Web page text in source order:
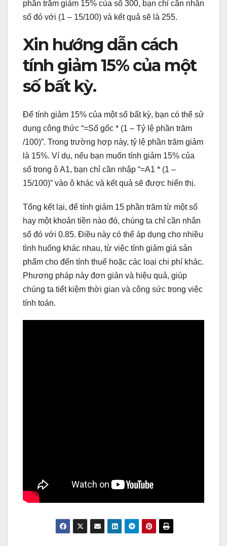
phần trăm giảm 15% của số 300, bạn chỉ cần nhân
số đó với (1 – 15/100) và kết quả sẽ là 255.
Xin hướng dẫn cách
tính giảm 15% của một
số bất kỳ.
Để tính giảm 15% của một số bất kỳ, bạn có thể sử
dụng công thức “=Số gốc * (1 – Tỷ lệ phần trăm
/100)”. Trong trường hợp này, tỷ lệ phần trăm giảm
là 15%. Ví dụ, nếu bạn muốn tính giảm 15% của
số trong ô A1, bạn chỉ cần nhập “=A1 * (1 –
15/100)” vào ô khác và kết quả sẽ được hiển thị.
Tổng kết lại, để tính giảm 15 phần trăm từ một số
hay một khoản tiền nào đó, chúng ta chỉ cần nhân
số đó với 0.85. Điều này có thể áp dụng cho nhiều
tình huống khác nhau, từ việc tính giảm giá sản
phẩm cho đến tính thuế hoặc các loại chi phí khác.
Phương pháp này đơn giản và hiệu quả, giúp
chúng ta tiết kiệm thời gian và công sức trong việc
tính toán.